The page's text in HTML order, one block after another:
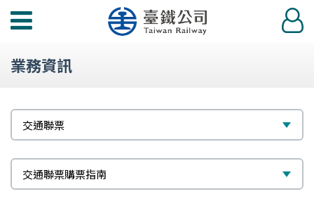
功
選
登
入
業務資訊
題
交通聯票
標
交通聯票購票指南